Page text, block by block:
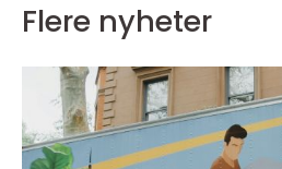
Flere nyheter